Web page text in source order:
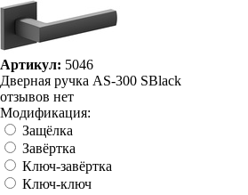
Артикул: 5046
Дверная ручка AS-300 SBlack
отзывов нет
Модификация:
Защёлка
Завёртка
Ключ-завёртка
Ключ-ключ